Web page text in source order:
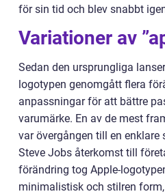
för sin tid och blev snabbt
Variationer av
Sedan den ursprungliga
logotypen genomgått flera
anpassningar för att bättre
varumärke. En av de mest
var övergången till en
Steve Jobs återkomst till
förändring tog Apple-
minimalistisk och stilren